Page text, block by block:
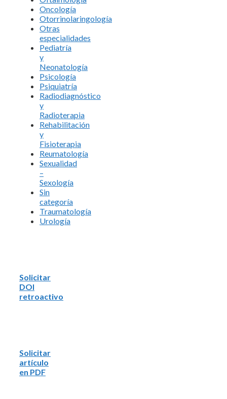
Oncología
Otorrinolaringología
Otras
especialidades
Pediatría
y
Neonatología
Psicología
Psiquiatría
Radiodiagnóstico
y
Radioterapia
Rehabilitación
y
Fisioterapia
Reumatología
Sexualidad
–
Sexología
Sin
categoría
Traumatología
Urología
Solicitar
DOI
retroactivo
Solicitar
artículo
en PDF